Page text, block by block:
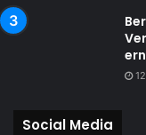
Social Media